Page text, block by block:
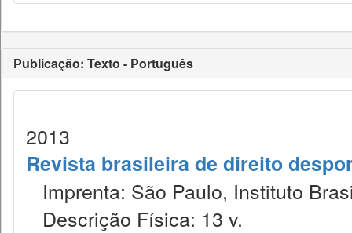
Publicação: Texto - Português
2013
Revista brasileira de direito
Imprenta: São Paulo, Instituto
Descrição Física: 13 v.